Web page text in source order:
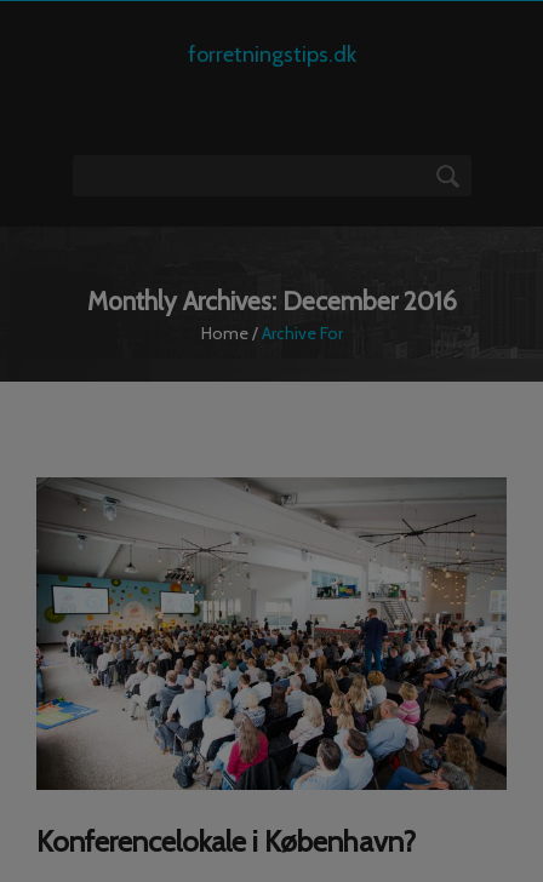
forretningstips.dk
Monthly Archives: December 2016
Home/Archive For
Konferencelokale i København?